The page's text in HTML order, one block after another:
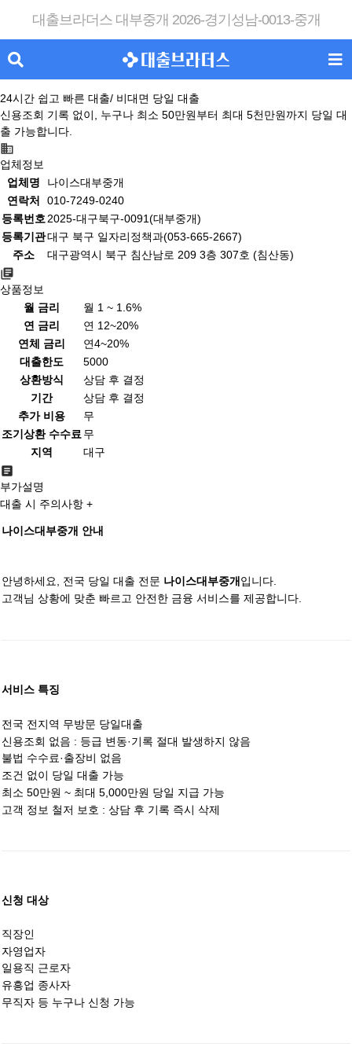
대출브라더스 대부중개 2026-경기성남-0013-중개
24시간 쉽고 빠른 대출/ 비대면 당일 대출
신용조회 기록 없이, 누구나 최소 50만원부터 최대 5천만원까지 당일 대
출 가능합니다.
업체정보
업체명
나이스대부중개
연락처
010-7249-0240
등록번호 2025-대구북구-0091(대부중개)
등록기관대구 북구 일자리정책과(053-665-2667)
주소
대구광역시 북구 침산남로 209 3층 307호 (침산동)
상품정보
월 금리
월 1 ~ 1.6%
연 금리
연 12~20%
연체 금리
연4~20%
대출한도
5000
상환방식
상담 후 결정
기간
상담 후 결정
추가 비용
무
조기상환 수수료 무
지역
대구
부가설명
대출 시 주의사항 +
나이스대부중개 안내
안녕하세요, 전국 당일 대출 전문 나이스대부중개 입니다.
고객님 상황에 맞춘 빠르고 안전한 금융 서비스를 제공합니다.
서비스 특징
전국 전지역 무방문 당일대출
신용조회 없음 : 등급 변동·기록 절대 발생하지 않음
불법 수수료·출장비 없음
조건 없이 당일 대출 가능
최소 50만원 ~ 최대 5,000만원 당일 지급 가능
고객 정보 철저 보호 : 상담 후 기록 즉시 삭제
신청 대상
직장인
자영업자
일용직 근로자
유흥업 종사자
무직자 등 누구나 신청 가능